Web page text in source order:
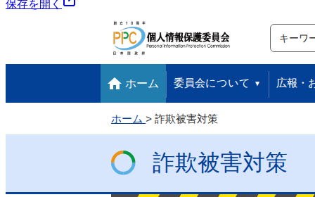
保存を開く